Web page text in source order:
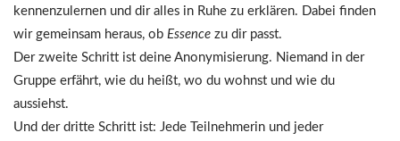
kennenzulernen und dir alles in Ruhe zu erklären. Dabei finden
wir gemeinsam heraus, ob Essence zu dir passt.
Der zweite Schritt ist deine Anonymisierung. Niemand in der
Gruppe erfährt, wie du heißt, wo du wohnst und wie du
aussiehst.
Und der dritte Schritt ist: Jede Teilnehmerin und jeder